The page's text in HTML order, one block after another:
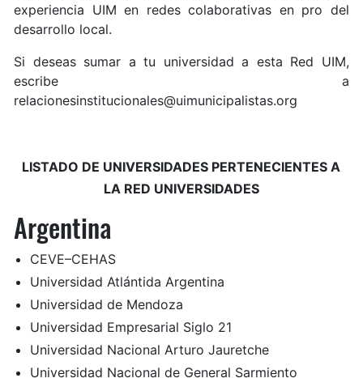
experiencia UIM en redes colaborativas en pro del
desarrollo local.
Si deseas sumar a tu universidad a esta Red UIM,
escribe a
relacionesinstitucionales@uimunicipalistas.org
LISTADO DE UNIVERSIDADES PERTENECIENTES A
LA RED UNIVERSIDADES
Argentina
CEVE–CEHAS
Universidad Atlántida Argentina
Universidad de Mendoza
Universidad Empresarial Siglo 21
Universidad Nacional Arturo Jauretche
Universidad Nacional de General Sarmiento